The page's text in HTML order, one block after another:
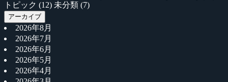
トピック (12) 未分類 (7)
アーカイブ
2026年8月
2026年7月
2026年6月
2026年5月
2026年4月